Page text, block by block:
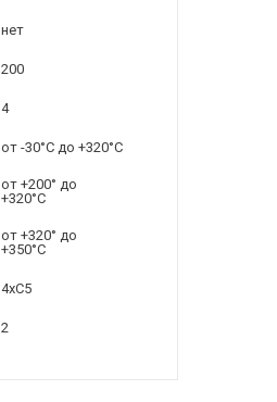
нет
200
4
от -30°C до +320°C
от +200° до
+320°C
от +320° до
+350°C
4xC5
2